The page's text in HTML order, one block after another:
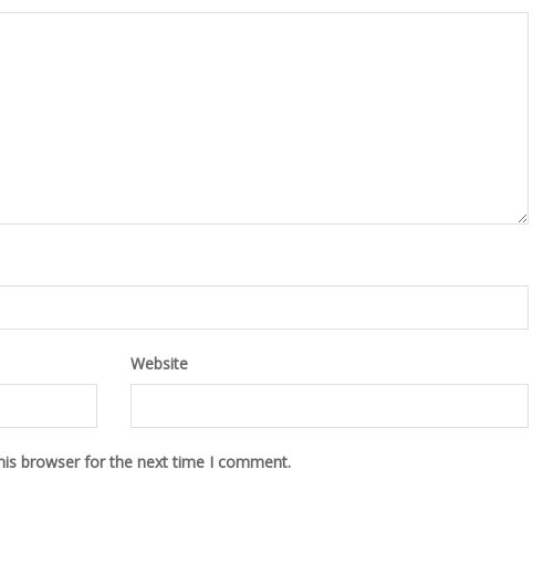
Website
browser for the next time I comment.